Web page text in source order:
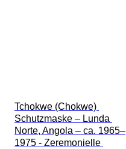
Tchokwe (Chokwe)
Schutzmaske – Lunda
Norte, Angola – ca. 1965–
1975 - Zeremonielle